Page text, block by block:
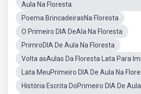
Aula Na Floresta
Poema BrincadeirasNa Floresta
O Primeiro DIA DeAla Na Floresta
PrimroDIA De Aula Na Floresta
Volta asAulas Da Floresta Lata Para
Lata MeuPrimeiro DIA De Aula Na
História Escrita DoPrimeiro DIA De